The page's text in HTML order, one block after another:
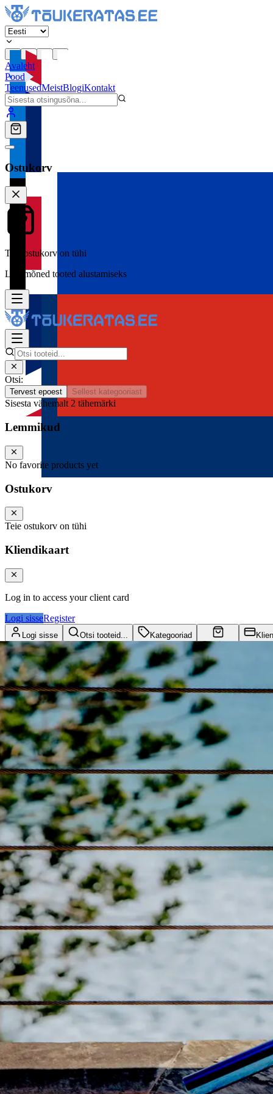
Avaleht
Pood
TeenusedMeistBlogiKontakt
Ostukorv
Teie ostukorv on tühi
Lisa mõned tooted alustamiseks
Otsi:
Tervest epoest Sellest kategooriast
Sisesta vähemalt 2 tähemärki
Lemmikud
No favorite products yet
Ostukorv
Teie ostukorv on tühi
Kliendikaart
Log in to access your client card
Logi sisseRegister
Logi sisse Otsi tooteid...
Kategooriad
Ostukorv